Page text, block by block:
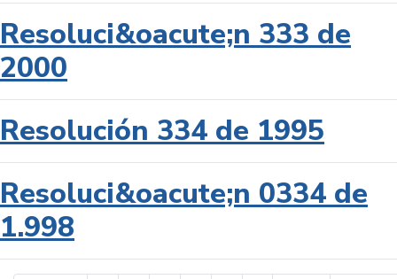
Resoluci&oacute;n 333 de
2000
Resolución 334 de 1995
Resoluci&oacute;n 0334 de
1.998